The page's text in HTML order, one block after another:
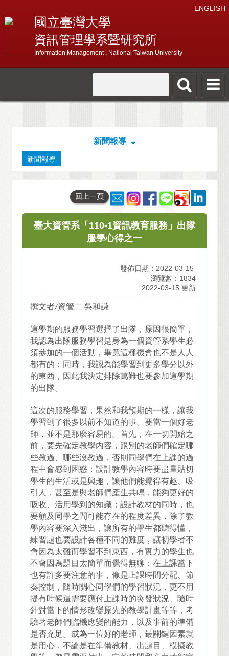
ENGLISH
國立臺灣大學
資訊管理學系暨研究所
Information Management , National Taiwan University
新聞報導
新聞報導
回上一頁
臺大資管系「110-1資訊教育服務」出隊
服學心得之一
發佈日期：2022-03-15
瀏覽數：1834
2022-03-15 更新
撰文者/資管二 吳和謙
這學期的服務學習選擇了出隊，原因很簡單，
我認為出隊服務學習是身為一個資管系學生必
須參加的一個活動，畢竟這種機會也不是人人
都有的；同時，我認為能學習到更多學分以外
的東西，因此我決定排除萬難也要參加這學期
的出隊。
這次的服務學習，果然和我預期的一樣，讓我
學習到了很多以前不知道的事。要當一個好老
師，並不是那麼容易的。首先，在一切開始之
前，要先確定教學內容，跟別的老師們確定哪
些教過、哪些沒教過，否則同學們在上課的過
程中會感到困惑；設計教學內容時要盡量貼切
學生的生活或是興趣，讓他們能覺得有趣、吸
引人，甚至是與老師們產生共鳴，能夠更好的
吸收、活用學到的知識；設計教材的同時，也
要顧及同學之間可能存在的程度差異，除了教
學內容要深入淺出，讓所有的學生都聽得懂，
練習題也要設計各種不同的難度，讓初學者不
會因為太難而學習不到東西，有實力的學生也
不會因為題目太簡單而覺得無聊；在上課當下
也有許多要注意的事，像是上課時間分配、節
奏控制，隨時關心同學們的學習狀況，更不用
提有時候還需要應付上課時的突發狀況、隨時
針對當下的情形改變原先的教學計畫等等，考
驗著老師們臨機應變的能力，以及事前的準備
是否充足。成為一位好的老師，最關鍵因素就
是用心，不論是在準備教材、出題目、模擬教